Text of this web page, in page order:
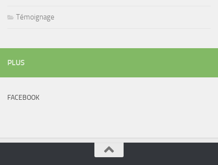
Témoignage
PLUS
FACEBOOK